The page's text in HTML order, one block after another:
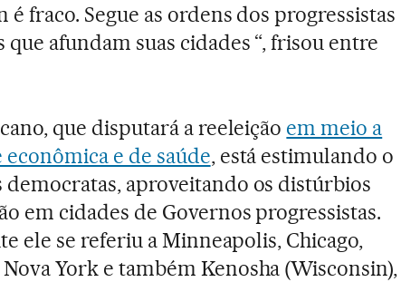
é fraco. Segue as ordens dos progressistas
afundam suas cidades “, frisou entre
que disputará a reeleição em meio a
econômica e de saúde, está estimulando o
democratas, aproveitando os distúrbios
em cidades de Governos progressistas.
ele se referiu a Minneapolis, Chicago,
York e também Kenosha (Wisconsin),